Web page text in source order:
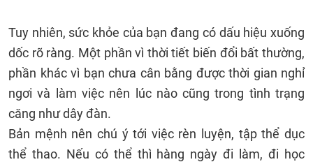
Tuy nhiên, sức khỏe của bạn đang có dấu hiệu xuống
dốc rõ ràng. Một phần vì thời tiết biến đổi bất thường,
phần khác vì bạn chưa cân bằng được thời gian nghỉ
ngơi và làm việc nên lúc nào cũng trong tình trạng
căng như dây đàn.
Bản mệnh nên chú ý tới việc rèn luyện, tập thể dục
thể thao. Nếu có thể thì hàng ngày đi làm, đi học